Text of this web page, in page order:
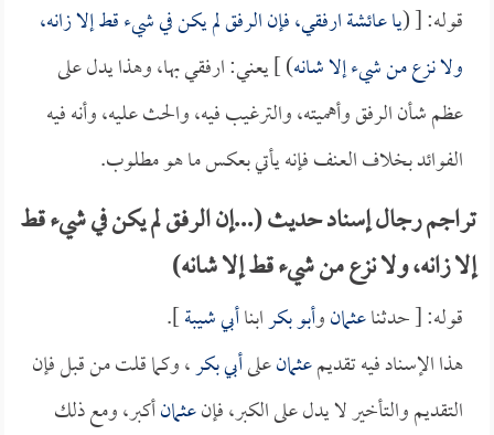
قوله: [ (ياعائشةارفقي، فإن الرفق لم يكن في شيء قط إلا زانه،
ولا نزع من شيء إلا شانه) ] يعني: ارفقي بها، وهذا يدل على
عظم شأن الرفق وأهميته، والترغيب فيه، والحث عليه، وأنه فيه
الفوائد بخلاف العنف فإنه يأتي بعكس ما هو مطلوب.
تراجم رجال إسناد حديث (...إن الرفق لم يكن في شيء قط
إلا زانه، ولا نزع من شيء قط إلا شانه)
قوله: [ حدثناعثمانوأبو بكرابناأبي شيبة].
هذا الإسناد فيه تقديمعثمانعلىأبي بكر، وكما قلت من قبل فإن
التقديم والتأخير لا يدل على الكبر، فإنعثمانأكبر، ومع ذلك